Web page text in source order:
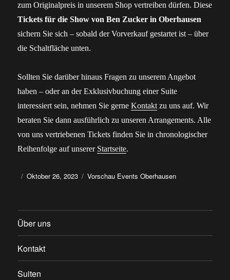
zum Originalpreis in unserem Shop vertreiben dürfen. Diese
Tickets für die Show von Ben Zucker in Oberhausen
sichern Sie sich – sobald der Vorverkauf gestartet ist – über
die Schaltfläche unten.
Sollten Sie darüber hinaus Fragen zu unserem Angebot
haben – oder an der Exklusivbuchung einer Suite
interessiert sein, nehmen Sie gerneKontakt zu uns auf. Wir
beraten Sie dann ausführlich zu unseren Arrangements. Alle
von uns vertriebenen Tickets finden Sie in chronologischer
Reihenfolge auf unserer Startseite.
AutorVeröffentlicht
Oktober 26, 2023 Kategorien
Vorschau Events Oberhausen
Über uns
Kontakt
Suiten